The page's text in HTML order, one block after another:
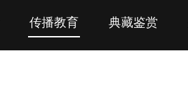
传播教育 典藏鉴赏